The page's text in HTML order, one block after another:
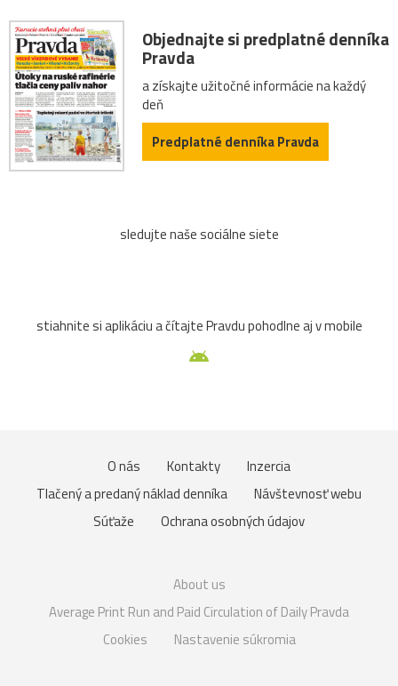
Objednajte si predplatné denníka
Pravda
a získajte užitočné informácie na každý
deň
Predplatné denníka Pravda
sledujte naše sociálne siete
stiahnite si aplikáciu a čítajte Pravdu pohodlne aj v mobile
O nás Kontakty
Inzercia
Tlačený a predaný náklad denníka
Návštevnosť webu
Súťaže
Ochrana osobných údajov
About us
Average Print Run and Paid Circulation of Daily Pravda
Cookies
Nastavenie súkromia